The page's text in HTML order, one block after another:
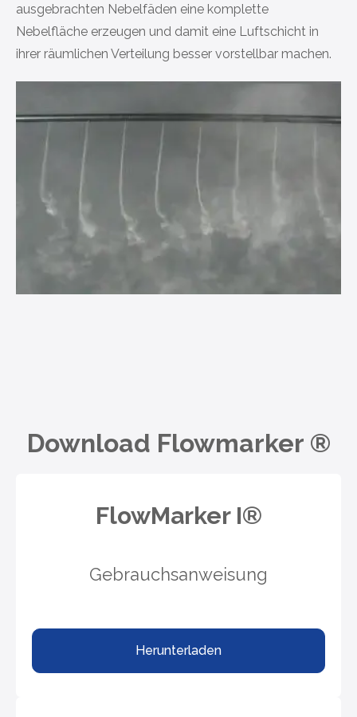
ausgebrachten Nebelfäden eine komplette
Nebelfläche erzeugen und damit eine Luftschicht in
ihrer räumlichen Verteilung besser vorstellbar machen.
Download Flowmarker ®
FlowMarker I®
Gebrauchsanweisung
Herunterladen